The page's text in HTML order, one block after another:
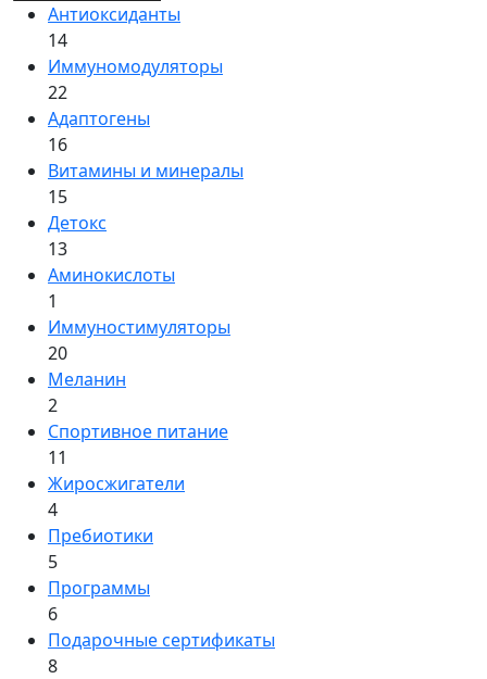
Антиоксиданты
14
Иммуномодуляторы
22
Адаптогены
16
Витамины и минералы
15
Детокс
13
Аминокислоты
1
Иммуностимуляторы
20
Меланин
2
Спортивное питание
11
Жиросжигатели
4
Пребиотики
5
Программы
6
Подарочные сертификаты
8